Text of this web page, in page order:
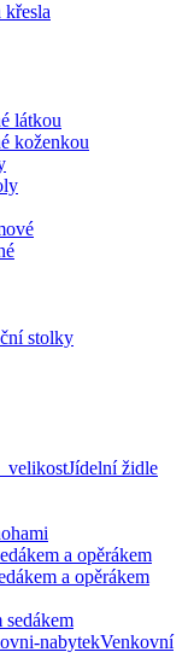
křesla
látkou
koženkou
stolky
Jídelní židle
a opěrákem
a opěrákem
Venkovní